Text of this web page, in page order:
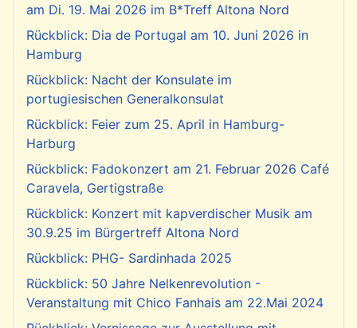
am Di. 19. Mai 2026 im B*Treff Altona Nord
Rückblick: Dia de Portugal am 10. Juni 2026 in
Hamburg
Rückblick: Nacht der Konsulate im
portugiesischen Generalkonsulat
Rückblick: Feier zum 25. April in Hamburg-
Harburg
Rückblick: Fadokonzert am 21. Februar 2026 Café
Caravela, Gertigstraße
Rückblick: Konzert mit kapverdischer Musik am
30.9.25 im Bürgertreff Altona Nord
Rückblick: PHG- Sardinhada 2025
Rückblick: 50 Jahre Nelkenrevolution -
Veranstaltung mit Chico Fanhais am 22.Mai 2024